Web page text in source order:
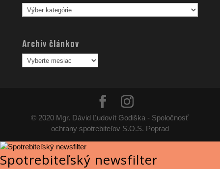
Kategórie
článkov
Archív článkov
Archív
článkov
© 2020 Mgr. Dávid Ľudovít Godiška - Spoločnosť
ochrany spotrebiteľov S.O.S. Poprad
Spotrebiteľský newsfilter